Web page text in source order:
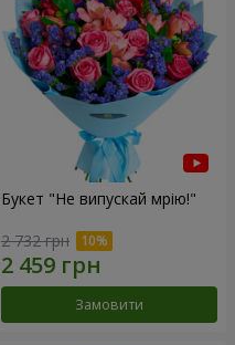
Букет "Не випускай мрію!"
2 732 грн
Замовити